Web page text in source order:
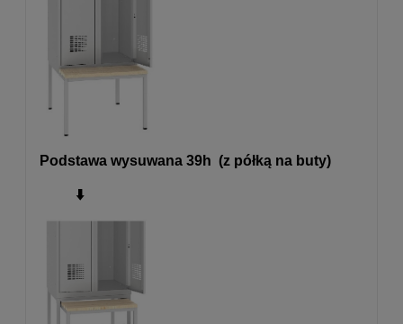
Podstawa wysuwana 39h (z półką na buty)
⬇️